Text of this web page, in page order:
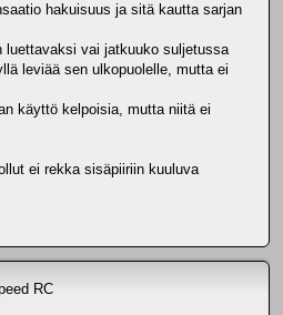
hakuisuus ja sitä kautta sarjan
vai jatkuuko suljetussa
leviää sen ulkopuolelle, mutta ei
käyttö kelpoisia, mutta niitä ei
ei rekka sisäpiiriin kuuluva
RC